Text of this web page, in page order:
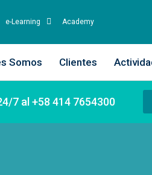
e-Learning Academy
Somos Clientes
7 al +58 414 7654300